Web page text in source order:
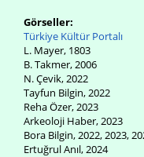
Görseller:
Türkiye Kültür Portalı
L. Mayer, 1803
B. Takmer, 2006
N. Çevik, 2022
Tayfun Bilgin, 2022
Reha Özer, 2023
Arkeoloji Haber, 2023
Bora Bilgin, 2022, 2023,
Ertuğrul Anıl, 2024